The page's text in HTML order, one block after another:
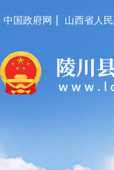
中国政府网 山西省人